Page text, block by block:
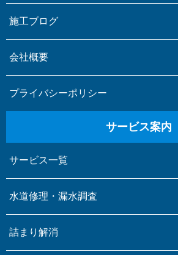
施工ブログ
会社概要
プライバシーポリシー
サービス案内
サービス一覧
水道修理・漏水調査
詰まり解消